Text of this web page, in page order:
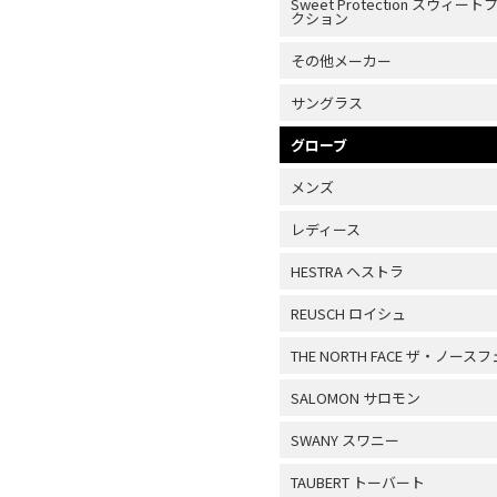
クション
その他メーカー
サングラス
グローブ
メンズ
レディース
HESTRA ヘストラ
REUSCH ロイシュ
THE NORTH FACE ザ・ノース
SALOMON サロモン
SWANY スワニー
TAUBERT トーバート